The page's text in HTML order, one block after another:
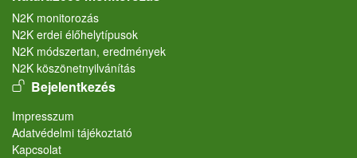
N2K monitorozás
N2K erdei élőhelytípusok
N2K módszertan, eredmények
N2K köszönetnyilvánítás
User account menu
Bejelentkezés
Lábléc
Impresszum
Adatvédelmi tájékoztató
Kapcsolat